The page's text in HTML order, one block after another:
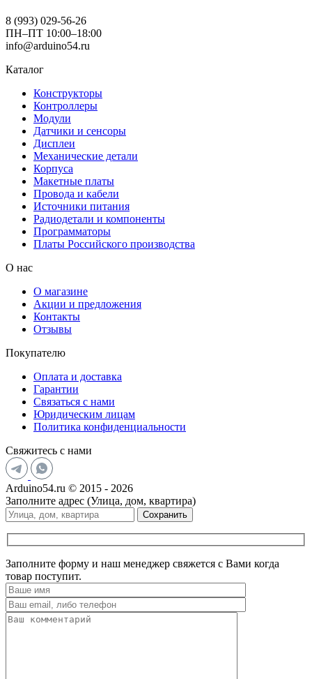
8 (993) 029-56-26
ПН–ПТ 10:00–18:00
info@arduino54.ru
Каталог
Конструкторы
Контроллеры
Модули
Датчики и сенсоры
Дисплеи
Механические детали
Корпуса
Макетные платы
Провода и кабели
Источники питания
Радиодетали и компоненты
Программаторы
Платы Российского производства
О нас
О магазине
Акции и предложения
Контакты
Отзывы
Покупателю
Оплата и доставка
Гарантии
Связаться с нами
Юридическим лицам
Политика конфиденциальности
Свяжитесь с нами
Arduino54.ru © 2015 - 2026
Заполните адрес (Улица, дом, квартира)
Сохранить
Заполните форму и наш менеджер свяжется с Вами когда
товар поступит.